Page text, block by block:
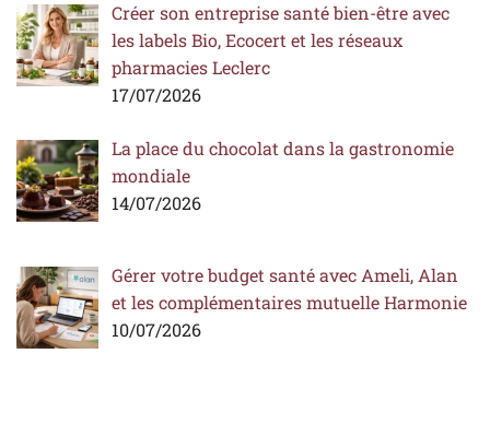
Créer son entreprise santé bien-être avec
les labels Bio, Ecocert et les réseaux
pharmacies Leclerc
17/07/2026
La place du chocolat dans la gastronomie
mondiale
14/07/2026
Gérer votre budget santé avec Ameli, Alan
et les complémentaires mutuelle Harmonie
10/07/2026